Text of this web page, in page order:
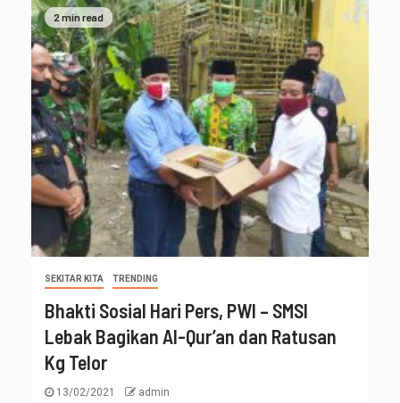
2 min read
SEKITAR KITA TRENDING
Bhakti Sosial Hari Pers, PWI – SMSI
Lebak Bagikan Al-Qur’an dan Ratusan
Kg Telor
13/02/2021 admin